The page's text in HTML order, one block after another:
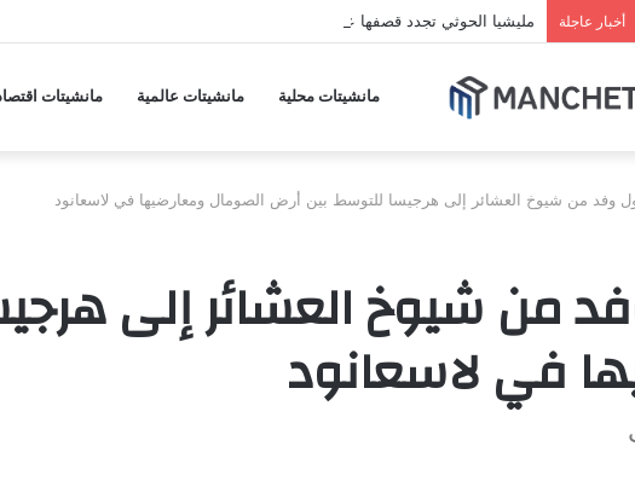
أخبار عاجلة مليشيا الحوثي تجدد قصفها على مدينة مأرب ودفاعات الجيش تسقط مسيّرة
مانشيتات محلية مانشيتات عالمية مانشيتات
وفد من شيوخ العشائر إلى هرجيسا للتوسط بين أرض الصومال ومعارضيها في لاسعانود
من شيوخ العشائر إلى
في لاسعانود